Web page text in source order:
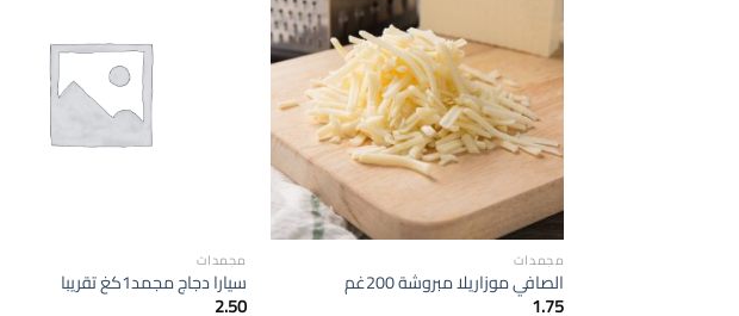
إضافة
الى
المفضلة
مجمدات
الصافي موزاريلا مبروشة 200غم
1.75
مجمدات
سيارا دجاج مجمد1كغ تقريبا
2.50